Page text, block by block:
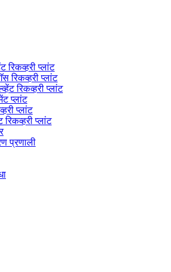
रिकव्हरी प्लांट
रिकव्हरी प्लांट
रिकव्हरी प्लांट
प्लांट
प्लांट
रिकव्हरी प्लांट
प्रणाली